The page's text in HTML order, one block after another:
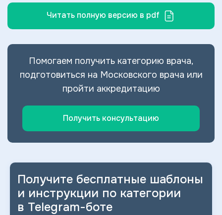
Читать полную версию в pdf
Помогаем получить категорию врача,
подготовиться на Московского врача или
пройти аккредитацию
Получить консультацию
Получите бесплатные шаблоны
и инструкции по категории
в Telegram-боте